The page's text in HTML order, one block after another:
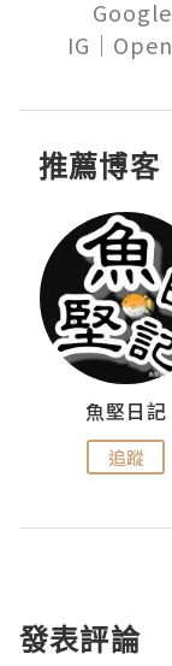
推薦博客
魚堅日記
追蹤
發表評論